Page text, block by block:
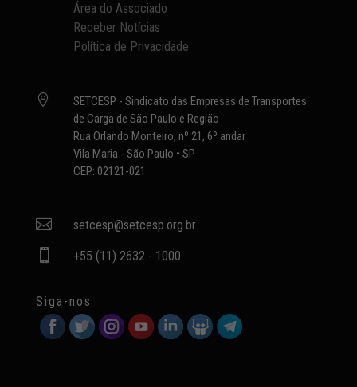
Área do Associado
Receber Notícias
Política de Privacidade

SETCESP - Sindicato das Empresas de Transportes
de Carga de São Paulo e Região
Rua Orlando Monteiro, nº 21, 6º andar
Vila Maria - São Paulo • SP
CEP: 02121-021
 setcesp@setcesp.org.br
 +55 (11) 2632 - 1000
Siga-nos